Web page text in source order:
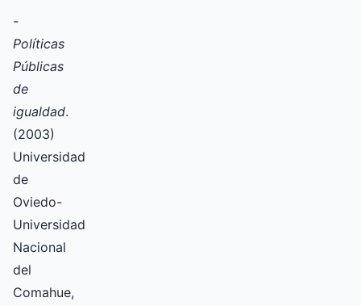
-
Políticas
Públicas
de
igualdad.
(2003)
Universidad
de
Oviedo-
Universidad
Nacional
del
Comahue,